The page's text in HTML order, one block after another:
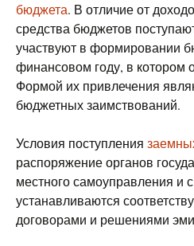
бюджета. В отличие от
средства бюджетов
участвуют в формировании
финансовом году, в котором
Формой их привлечения
бюджетных заимствований.
Условия поступления
распоряжение органов
местного самоуправления и
устанавливаются
договорами и решениями